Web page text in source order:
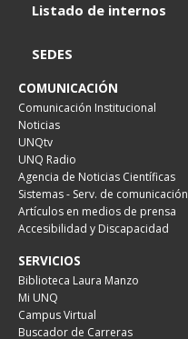
Listado de internos
SEDES
COMUNICACIÓN
Comunicación Institucional
Noticias
UNQtv
UNQ Radio
Agencia de Noticias Científicas
Sistemas - Serv. de comunicación
Artículos en medios de prensa
Accesibilidad y Discapacidad
SERVICIOS
Biblioteca Laura Manzo
Mi UNQ
Campus Virtual
Buscador de Carreras